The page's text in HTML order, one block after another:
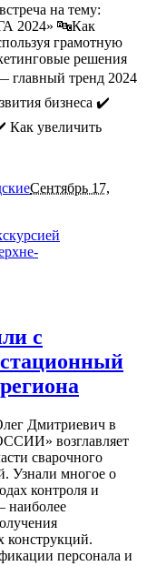
на тему:
🔤Как
грамотную
решения
главный тренд 2024
бизнеса ✔️
Как увеличить
Сентябрь 17,
с
Дмитриевич в
возглавляет
сварочного
Узнали многое о
контроля и
наиболее
конструкций.
персонала и